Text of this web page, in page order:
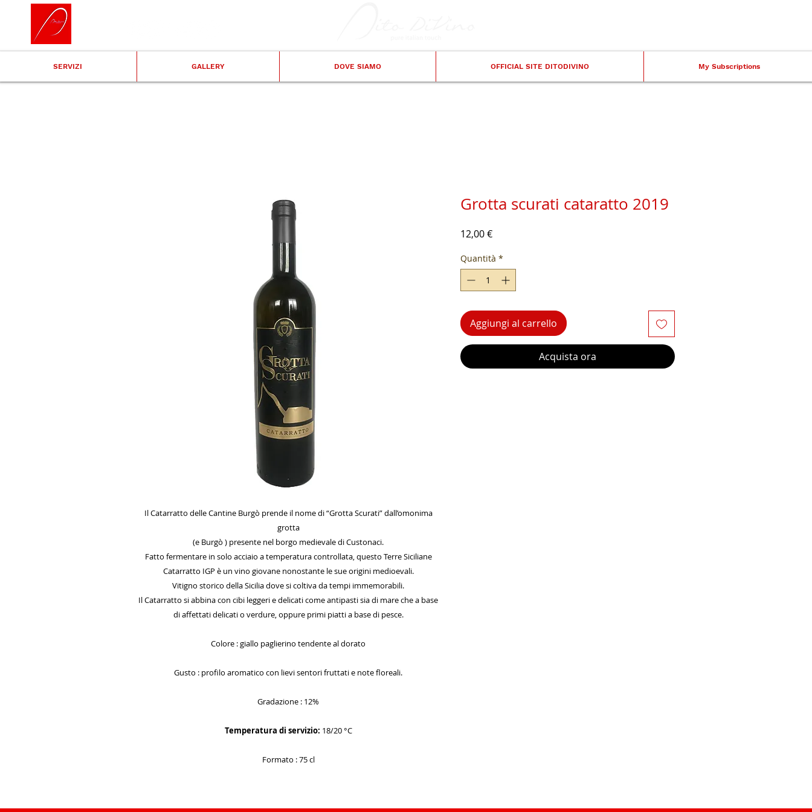
SERVIZI GALLERY DOVE SIAMO OFFICIAL SITE DITODIVINO My Subscriptions
Il Catarratto delle Cantine Burgò prende il nome di “Grotta Scurati” dall’omonima
grotta
(e Burgò ) presente nel borgo medievale di Custonaci.
Fatto fermentare in solo acciaio a temperatura controllata, questo Terre Siciliane
Catarratto IGP è un vino giovane nonostante le sue origini medioevali.
Vitigno storico della Sicilia dove si coltiva da tempi immemorabili.
Il Catarratto si abbina con cibi leggeri e delicati come antipasti sia di mare che a base
di affettati delicati o verdure, oppure primi piatti a base di pesce.
Colore : giallo paglierino tendente al dorato
Gusto : profilo aromatico con lievi sentori fruttati e note floreali.
Gradazione : 12%
Temperatura di servizio: 18/20 °C
Formato : 75 cl
Grotta scurati cataratto 2019
12,00 €Prezzo
Quantità *
Aggiungi al carrello
Acquista ora